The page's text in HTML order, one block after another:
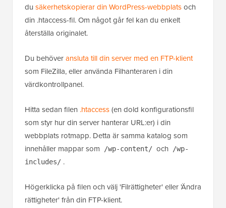
du säkerhetskopierar din WordPress-webbplatsoch
din .htaccess-fil. Om något går fel kan du enkelt
återställa originalet.
Du behöveransluta till din server med en FTP-klient
som FileZilla, eller använda Filhanteraren i din
värdkontrollpanel.
Hitta sedan filen .htaccess(en dold konfigurationsfil
som styr hur din server hanterar URL:er) i din
webbplats rotmapp. Detta är samma katalog som
innehåller mappar som
/wp-content/ och
/wp-
includes/ .
Högerklicka på filen och välj 'Filrättigheter' eller 'Ändra
rättigheter' från din FTP-klient.